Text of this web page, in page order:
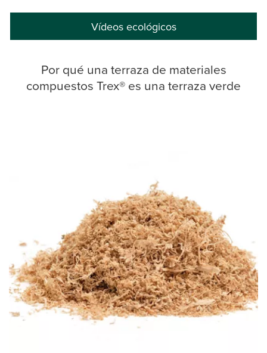
Vídeos ecológicos
Por qué una terraza de materiales
compuestos Trex® es una terraza verde